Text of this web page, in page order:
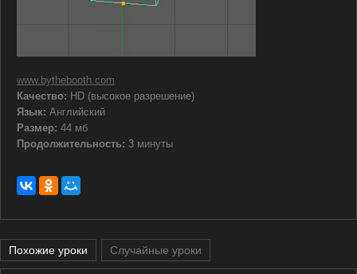
www.bythebooth.com
Качество: HD (высокое разрешение)
Язык: Английский
Размер: 44 мб
Продолжительность: 3 минуты
Похожие уроки Случайные уроки